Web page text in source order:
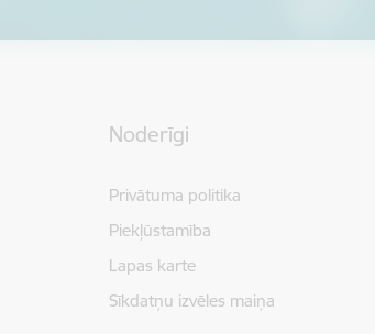
Noderīgi
Privātuma politika
Piekļūstamība
Lapas karte
Sīkdatņu izvēles maiņa